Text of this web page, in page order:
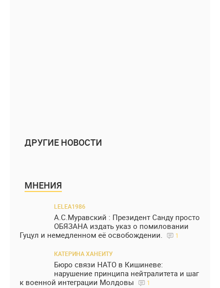
ДРУГИЕ НОВОСТИ
МНЕНИЯ
LELEA1986
А.С.Муравский : Президент Санду просто
ОБЯЗАНА издать указ о помиловании
Гуцул и немедленном её освобождении.
1
КАТЕРИНА ХАНЕИТУ
Бюро связи НАТО в Кишиневе:
нарушение принципа нейтралитета и шаг
к военной интеграции Молдовы
1